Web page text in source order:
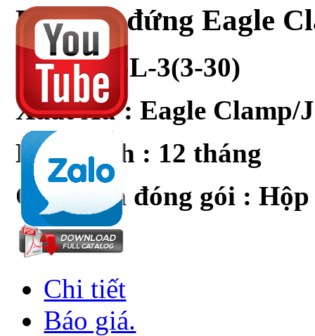
Kẹp tôn đứng Eagle
Model :
SL-3(3-30)
Xuất Xứ : Eagle Clamp/
Bảo Hành : 12 tháng
Quy cách đóng gói :
Chi tiết
Báo giá.